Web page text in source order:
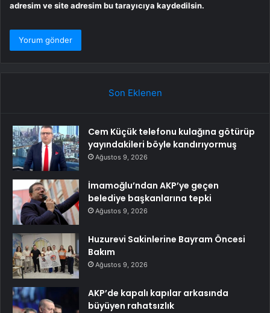
adresim ve site adresim bu tarayıcıya kaydedilsin.
Son Eklenen
Cem Küçük telefonu kulağına götürüp
yayındakileri böyle kandırıyormuş
Ağustos 9, 2026
İmamoğlu’ndan AKP’ye geçen
belediye başkanlarına tepki
Ağustos 9, 2026
Huzurevi Sakinlerine Bayram Öncesi
Bakım
Ağustos 9, 2026
AKP’de kapalı kapılar arkasında
büyüyen rahatsızlık